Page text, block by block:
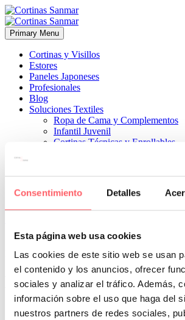
Consentimiento Detalles
Esta página web usa cookies
Las cookies de este sitio web se usan
el contenido y los anuncios, ofrecer
sociales y analizar el tráfico. Además,
información sobre el uso que haga del
nuestros partners de redes sociales,
Primary Menu
Cortinas y Visillos
Estores
Paneles Japoneses
Profesionales
Blog
Soluciones Textiles
Ropa de Cama y Complementos
Infantil Juvenil
Cortinas Técnicas y Enrollables
¿Quiénes Somos?
Contacto
14 septiembre, 2021
ESTILO CLÁSICO
para ganar el máximo espacio con un sofá
Prev
Next
Conoce Cortinas Sanmar